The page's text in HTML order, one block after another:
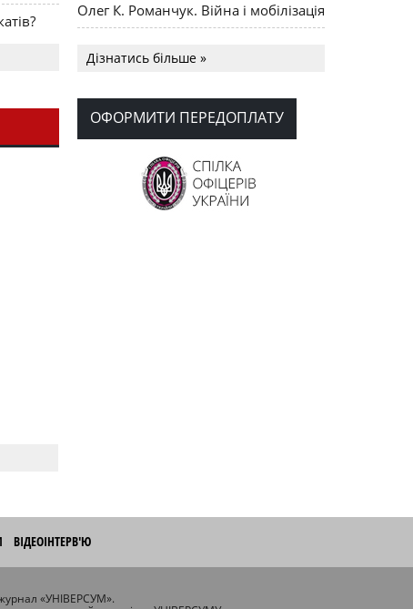
Олег К. Романчук. Війна і мобілізація
долучилися до найбільшої
День Вишиванки в Норт Порті
OPUS MAGNUM Олега К. Романчука
Дізнатись більше »
ОФОРМИТИ ПЕРЕДОПЛАТУ
ВІДЕОІНТЕРВ'Ю
«УНІВЕРСУМ».